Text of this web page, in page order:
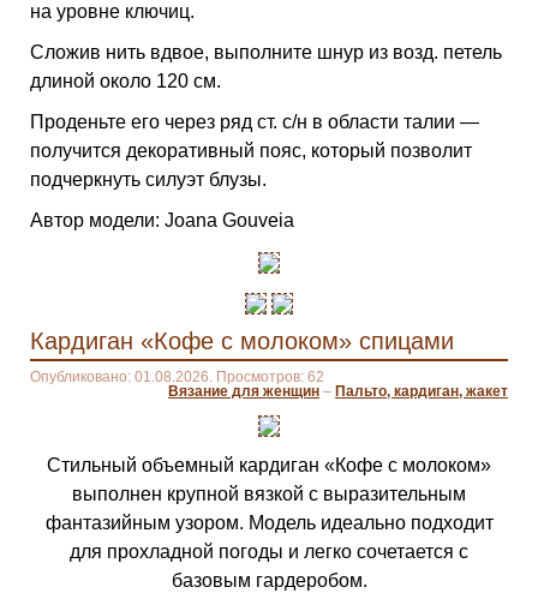
на уровне ключиц.
Сложив нить вдвое, выполните шнур из возд. петель
длиной около 120 см.
Проденьте его через ряд ст. с/н в области талии —
получится декоративный пояс, который позволит
подчеркнуть силуэт блузы.
Автор модели: Joana Gouveia
Кардиган «Кофе с молоком» спицами
Опубликовано: 01.08.2026. Просмотров: 62
Вязание для женщин – Пальто, кардиган, жакет
Стильный объемный кардиган «Кофе с молоком»
выполнен крупной вязкой с выразительным
фантазийным узором. Модель идеально подходит
для прохладной погоды и легко сочетается с
базовым гардеробом.